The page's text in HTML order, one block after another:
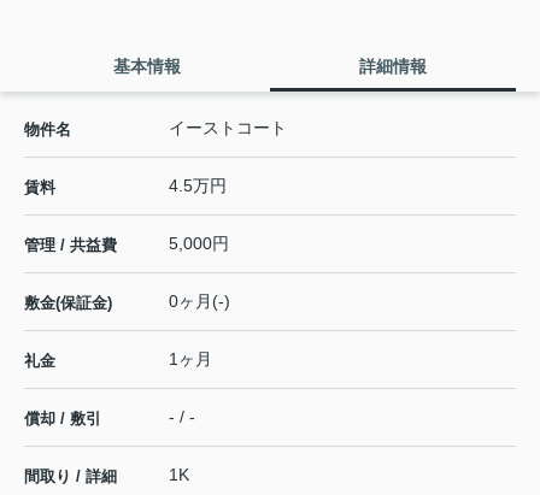
基本情報 詳細情報
物件名 イーストコート
賃料 4.5万円
管理 / 共益費 5,000円
敷金(保証金) 0ヶ月(-)
礼金 1ヶ月
償却 / 敷引 - / -
間取り / 詳細 1K